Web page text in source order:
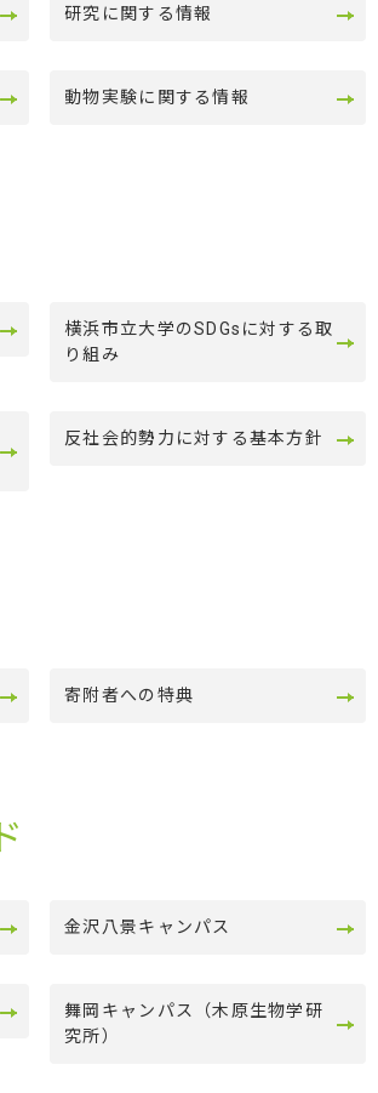
研究に関する情報
動物実験に関する情報
横浜市立大学のSDGsに対する取
り組み
反社会的勢力に対する基本方針
寄附者への特典
金沢八景キャンパス
舞岡キャンパス（木原生物学研
究所）